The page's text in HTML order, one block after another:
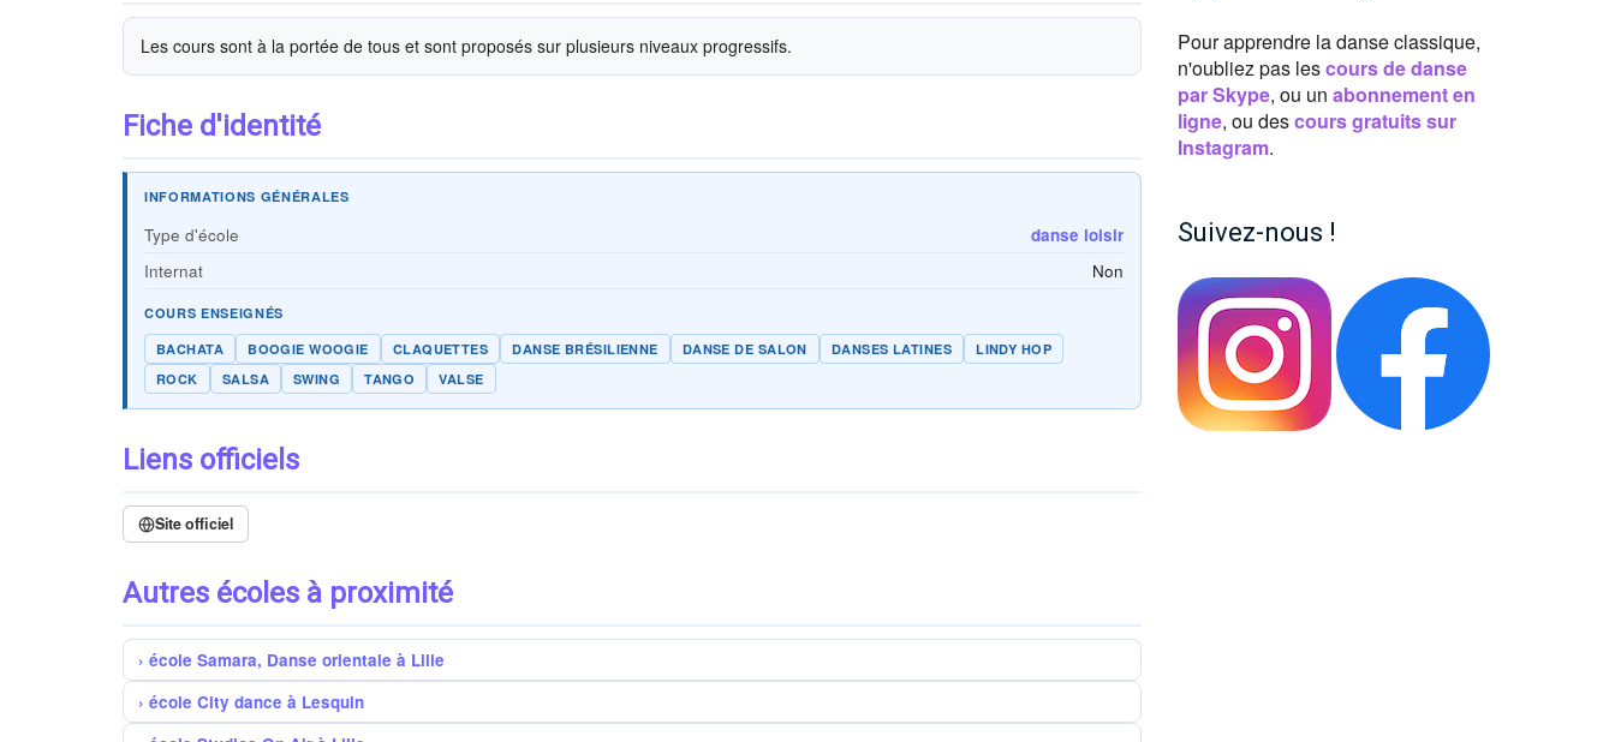
Les cours sont à la portée de tous et sont proposés sur plusieurs niveaux progressifs.
Fiche d'identité
INFORMATIONS GÉNÉRALES
Type d'école
danse loisir
Internat
Non
COURS ENSEIGNÉS
BACHATA
BOOGIE WOOGIE CLAQUETTES DANSE BRÉSILIENNE DANSE DE SALON DANSES LATINES
LINDY HOP
ROCK
SALSA SWING TANGO VALSE
Liens officiels
Site officiel
Autres écoles à proximité
école Samara, Danse orientale à Lille
école City dance à Lesquin
Pour apprendre la danse classique,
n'oubliez pas lescours de danse
par Skype, ou un abonnement en
ligne, ou descours gratuits sur
Instagram.
Suivez-nous !